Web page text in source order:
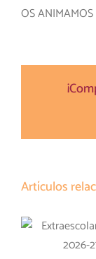
OS
Artículos
Música